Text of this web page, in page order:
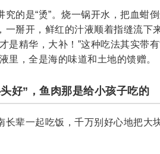
究的是“烫”。烧一锅开水，把血蚶
一掰开，鲜红的汁液顺着指缝流下
是精华，大补！”这种吃法其实带
里，全是海的味道和土地的馈赠。
好”，鱼肉那是给小孩子吃的
长辈一起吃饭，千万别好心地把大